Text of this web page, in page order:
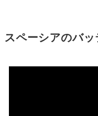
スペーシアのバッ